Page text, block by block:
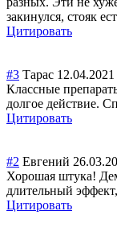
закинулся, стояк
Цитировать
#3 Тарас
Классные
долгое действие.
Цитировать
#2 Евгений
Хорошая штука!
длительный
Цитировать